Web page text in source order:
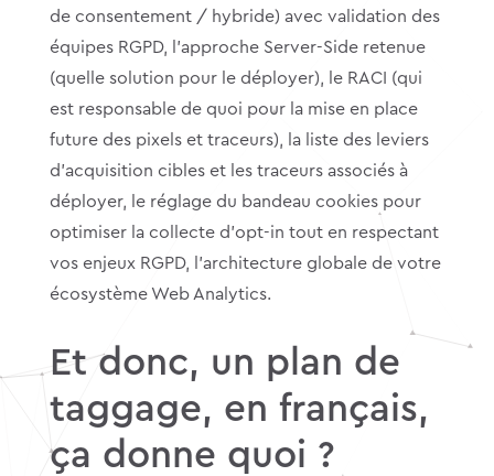
de consentement / hybride) avec validation des
équipes RGPD, l’approche Server-Side retenue
(quelle solution pour le déployer), le RACI (qui
est responsable de quoi pour la mise en place
future des pixels et traceurs), la liste des leviers
d’acquisition cibles et les traceurs associés à
déployer, le réglage du bandeau cookies pour
optimiser la collecte d’opt-in tout en respectant
vos enjeux RGPD, l’architecture globale de votre
écosystème Web Analytics.
Et donc, un plan de
taggage, en français,
ça donne quoi ?